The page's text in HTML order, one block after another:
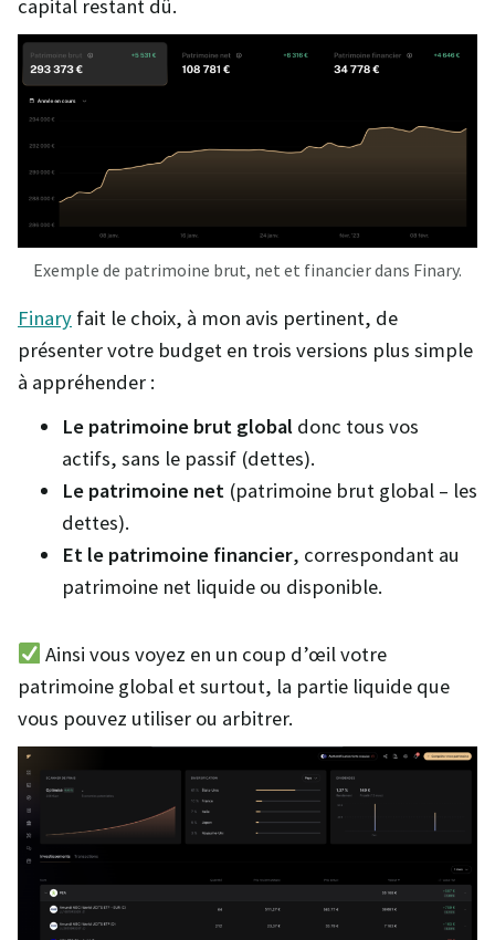
capital restant dû.
Exemple de patrimoine brut, net et financier dans Finary.
Finary fait le choix, à mon avis pertinent, de
présenter votre budget en trois versions plus simple
à appréhender :
Le patrimoine brut global donc tous vos
actifs, sans le passif (dettes).
Le patrimoine net (patrimoine brut global – les
dettes).
Et le patrimoine financier, correspondant au
patrimoine net liquide ou disponible.
Ainsi vous voyez en un coup d’œil votre
patrimoine global et surtout, la partie liquide que
vous pouvez utiliser ou arbitrer.